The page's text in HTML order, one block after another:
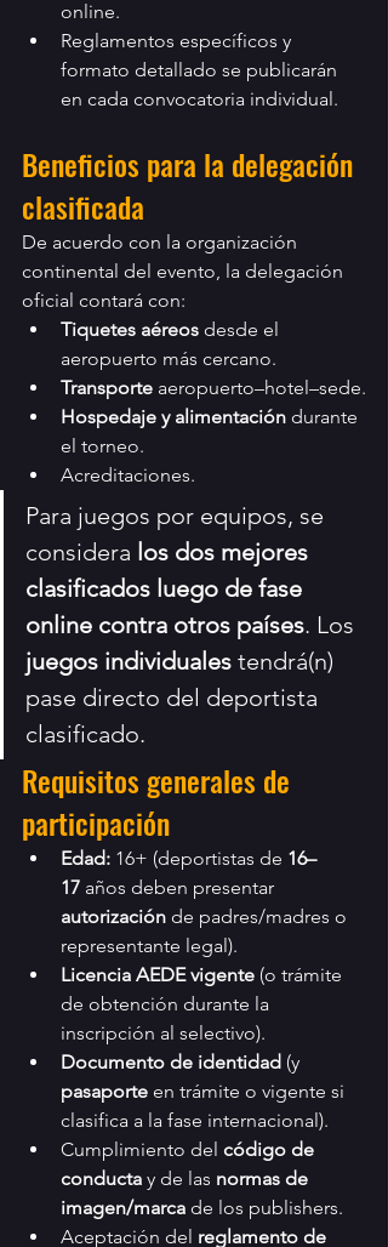
online.
Reglamentos específicos y
formato detallado se publicarán
en cada convocatoria individual.
Beneficios para la delegación
clasificada
De acuerdo con la organización
continental del evento, la delegación
oficial contará con:
Tiquetes aéreos desde el
aeropuerto más cercano.
Transporte aeropuerto–hotel–sede.
Hospedaje y alimentación durante
el torneo.
Acreditaciones.
Para juegos por equipos, se
considera los dos mejores
clasificados luego de fase
online contra otros países. Los
juegos individuales tendrá(n)
pase directo del deportista
clasificado.
Requisitos generales de
participación
Edad: 16+ (deportistas de 16–
17 años deben presentar
autorización de padres/madres o
representante legal).
Licencia AEDE vigente (o trámite
de obtención durante la
inscripción al selectivo).
Documento de identidad (y
pasaporte en trámite o vigente si
clasifica a la fase internacional).
Cumplimiento del código de
conducta y de las normas de
imagen/marca de los publishers.
Aceptación del reglamento de